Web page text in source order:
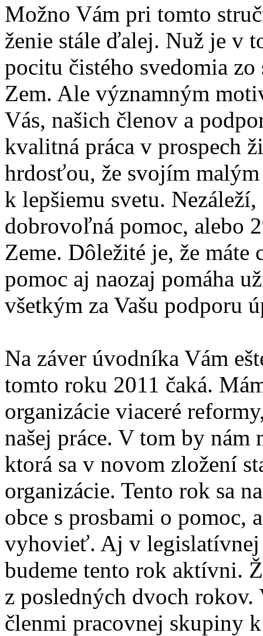
Možno Vám pri tomto
ženie stále ďalej. Nuž je v
pocitu čistého svedomia
Zem. Ale významným
Vás, našich členov a
kvalitná práca v prospech
hrdosťou, že svojím
k lepšiemu svetu.
dobrovoľná pomoc, alebo
Zeme. Dôležité je, že máte
pomoc aj naozaj pomáha
všetkým za Vašu podporu
Na záver úvodníka Vám
tomto roku 2011 čaká.
organizácie viaceré
našej práce. V tom by nám
ktorá sa v novom zložení
organizácie. Tento rok sa
obce s prosbami o pomoc,
vyhovieť. Aj v legislatívnej
budeme tento rok aktívni.
z posledných dvoch
členmi pracovnej skupiny